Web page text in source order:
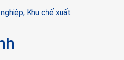
Khu chế xuất